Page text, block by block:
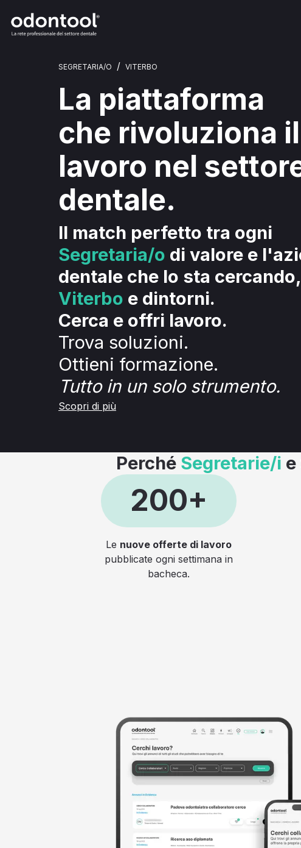
SEGRETARIA/O / VITERBO
La piattaforma
che rivoluziona il
lavoro nel
dentale.
Il match perfetto tra ogni
Segretaria/o di valore e
dentale che lo sta
Viterbo e dintorni.
Cerca e offri lavoro.
Trova soluzioni.
Ottieni formazione.
Tutto in un solo strumento.
Scopri di più
Perché Segretarie/i
200+
Le nuove offerte di lavoro
pubblicate ogni settimana in
bacheca.